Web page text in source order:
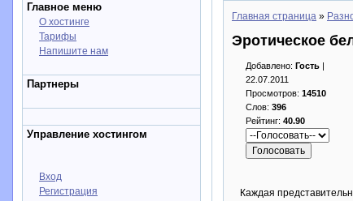
Главное меню
О хостинге
Тарифы
Напишите нам
Партнеры
Управление хостингом
Вход
Регистрация
Главная страница »
Эротическое
Добавлено: Гость |
22.07.2011
Просмотров: 14510
Слов: 396
Рейтинг: 40.90
Каждая